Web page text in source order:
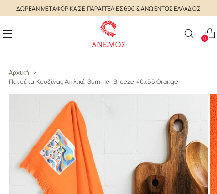
ΔΩΡΕΑΝ ΜΕΤΑΦΟΡΙΚΑ ΣΕ ΠΑΡΑΓΓΕΛΙΕΣ 69€ & ΑΝΩ ΕΝΤΟΣ ΕΛΛΑΔΟΣ
0
Αρχική
Πετσέτα Κουζίνας Απλικέ Summer Breeze 40x55 Orange